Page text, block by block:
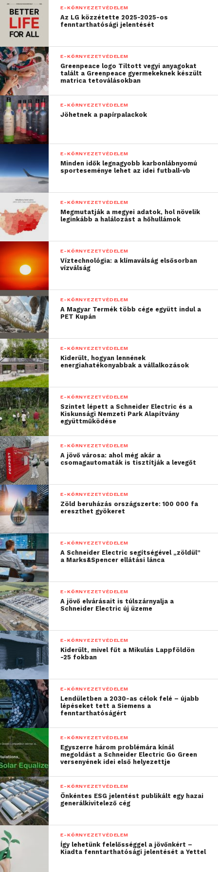
E-KÖRNYEZETVÉDELEM
Az LG közzétette 2025-2025-os
fenntarthatósági jelentését
E-KÖRNYEZETVÉDELEM
Greenpeace logo Tiltott vegyi anyagokat
talált a Greenpeace gyermekeknek készült
matrica tetoválásokban
E-KÖRNYEZETVÉDELEM
Jöhetnek a papírpalackok
E-KÖRNYEZETVÉDELEM
Minden idők legnagyobb karbonlábnyomú
sporteseménye lehet az idei futball-vb
E-KÖRNYEZETVÉDELEM
Megmutatják a megyei adatok, hol növelik
leginkább a halálozást a hőhullámok
E-KÖRNYEZETVÉDELEM
Víztechnológia: a klímaválság elsősorban
vízválság
E-KÖRNYEZETVÉDELEM
A Magyar Termék több cége együtt indul a
PET Kupán
E-KÖRNYEZETVÉDELEM
Kiderült, hogyan lennének
energiahatékonyabbak a vállalkozások
E-KÖRNYEZETVÉDELEM
Szintet lépett a Schneider Electric és a
Kiskunsági Nemzeti Park Alapítvány
együttműködése
E-KÖRNYEZETVÉDELEM
A jövő városa: ahol még akár a
csomagautomaták is tisztítják a levegőt
E-KÖRNYEZETVÉDELEM
Zöld beruházás országszerte: 100 000 fa
ereszthet gyökeret
E-KÖRNYEZETVÉDELEM
A Schneider Electric segítségével „zöldül”
a Marks&Spencer ellátási lánca
E-KÖRNYEZETVÉDELEM
A jövő elvárásait is túlszárnyalja a
Schneider Electric új üzeme
E-KÖRNYEZETVÉDELEM
Kiderült, mivel fűt a Mikulás Lappföldön
-25 fokban
E-KÖRNYEZETVÉDELEM
Lendületben a 2030-as célok felé – újabb
lépéseket tett a Siemens a
fenntarthatóságért
E-KÖRNYEZETVÉDELEM
Egyszerre három problémára kínál
megoldást a Schneider Electric Go Green
versenyének idei első helyezettje
E-KÖRNYEZETVÉDELEM
Önkéntes ESG jelentést publikált egy hazai
generálkivitelező cég
E-KÖRNYEZETVÉDELEM
Így lehetünk felelősséggel a jövőnkért –
Kiadta fenntarthatósági jelentését a Yettel